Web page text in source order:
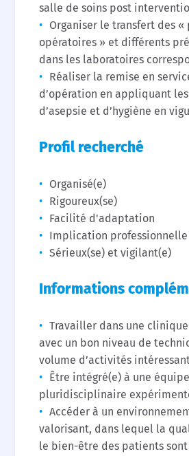
salle de soins post
Organiser le transfert des «
opératoires » et différents
dans les laboratoires
Réaliser la remise en
d’opération en appliquant
d’asepsie et d’hygiène en
Profil recherché
Organisé(e)
Rigoureux(se)
Facilité d'adaptation
Implication professionnelle
Sérieux(se) et vigilant(e)
Informations
Travailler dans une
avec un bon niveau de
volume d’activités
Être intégré(e) à une équipe
pluridisciplinaire
Accéder à un
valorisant, dans lequel la
le bien-être des patients